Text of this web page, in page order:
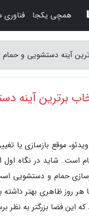
آینه دستشویی و حمام
برترین آینه
موقع بازسازی یا
است. شاید در نگاه اول
حمام و دستشویی
هر روز ظاهری بهتر
این فضا بزرگتر به نظر
همچی یکجا فناوری